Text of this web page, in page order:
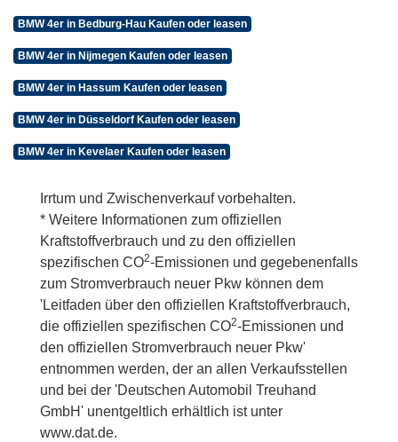
BMW 4er in Bedburg-Hau Kaufen oder leasen
BMW 4er in Nijmegen Kaufen oder leasen
BMW 4er in Hassum Kaufen oder leasen
BMW 4er in Düsseldorf Kaufen oder leasen
BMW 4er in Kevelaer Kaufen oder leasen
Irrtum und Zwischenverkauf vorbehalten.
* Weitere Informationen zum offiziellen
Kraftstoffverbrauch und zu den offiziellen
spezifischen CO2-Emissionen und gegebenenfalls
zum Stromverbrauch neuer Pkw können dem
'Leitfaden über den offiziellen Kraftstoffverbrauch,
die offiziellen spezifischen CO2-Emissionen und
den offiziellen Stromverbrauch neuer Pkw'
entnommen werden, der an allen Verkaufsstellen
und bei der 'Deutschen Automobil Treuhand
GmbH' unentgeltlich erhältlich ist unter
www.dat.de.